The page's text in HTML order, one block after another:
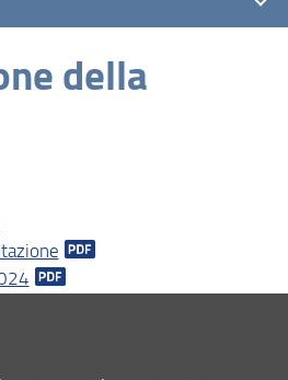
della
di ricerca
dottorato